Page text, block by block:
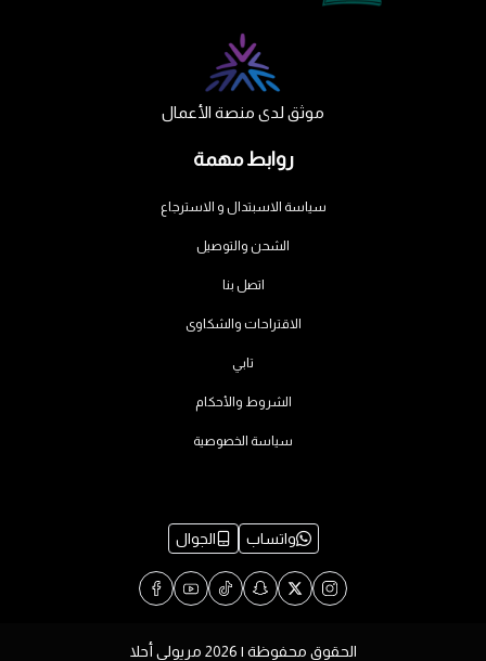
روابط مهمة
سياسة الاسبتدال و الاسترجاع
الشحن والتوصيل
اتصل بنا
الاقتراحات والشكاوى
تابي
الشروط والأحكام
سياسة الخصوصية
موثق لدى منصة الأعمال
واتساب الجوال
الحقوق محفوظة | 2026 مريولي أحلا